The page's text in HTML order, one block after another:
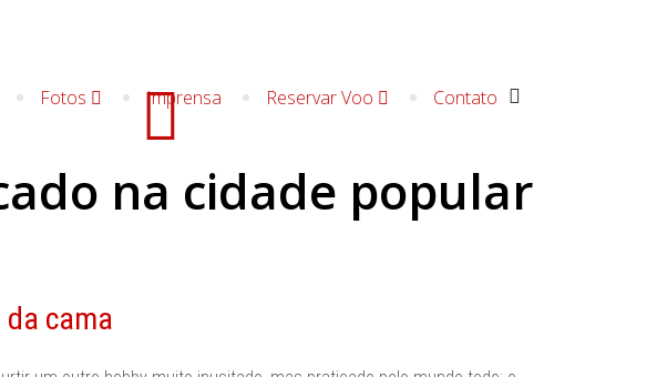
Fotos Imprensa Reservar Voo Contato
na cidade popular
cama